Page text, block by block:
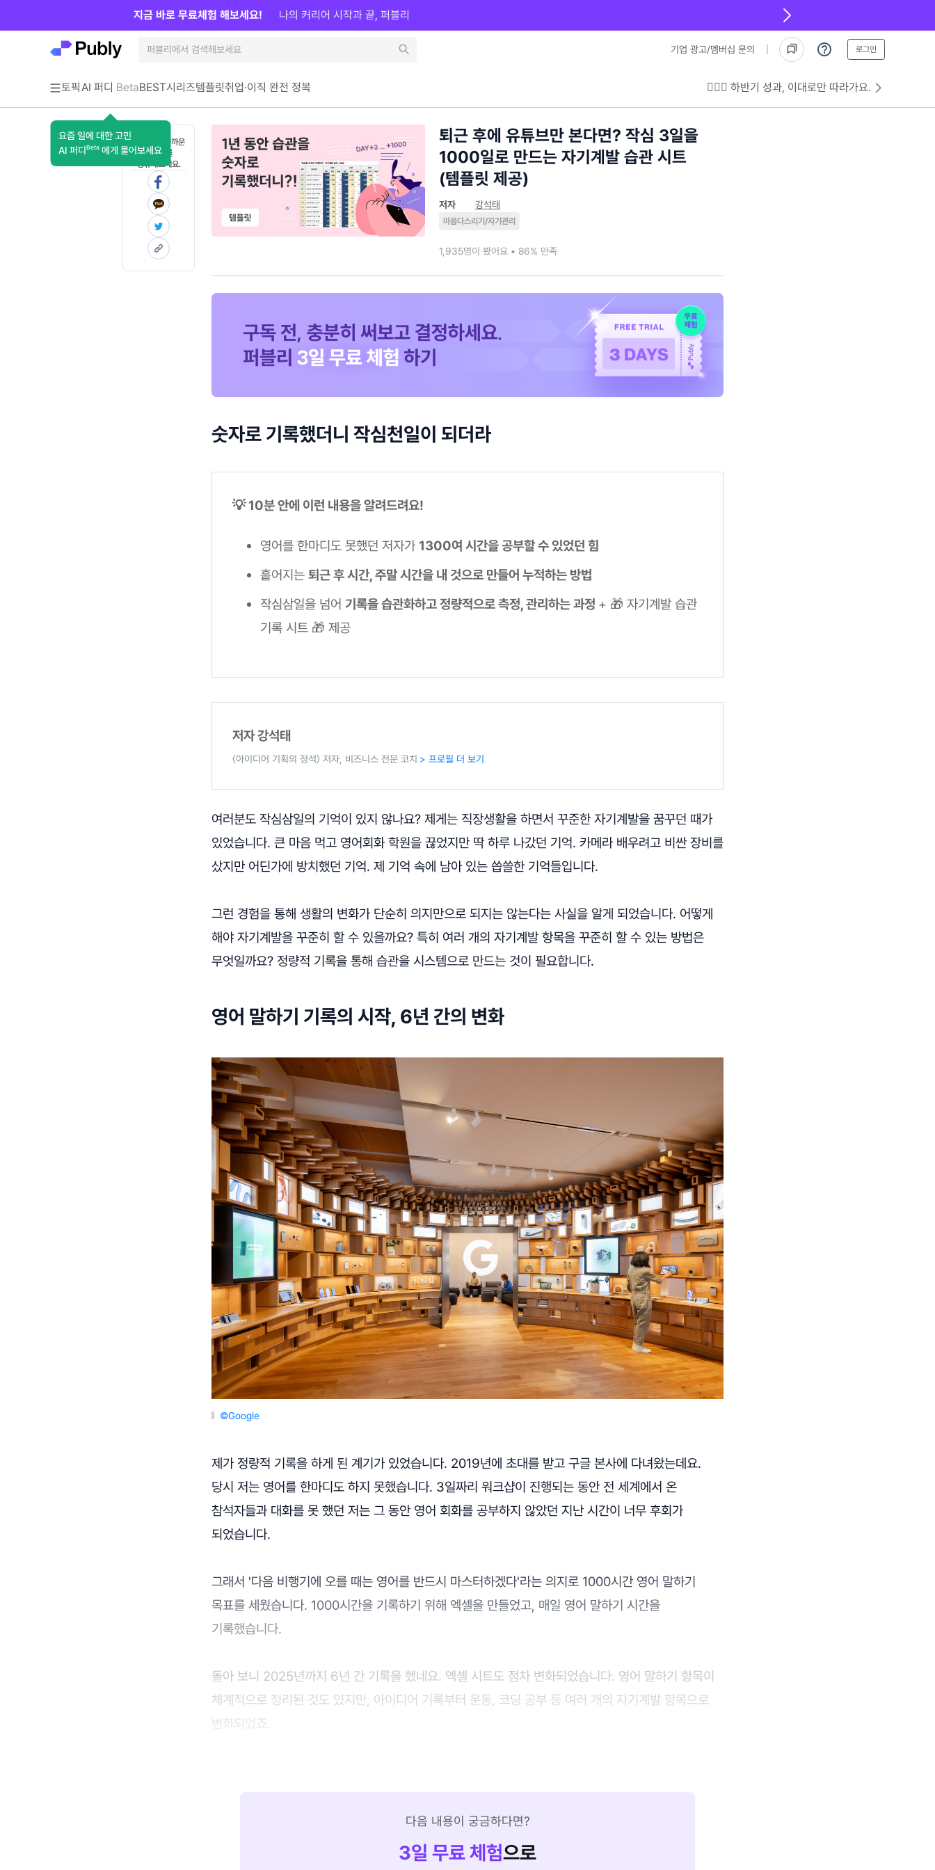
기업 광고/멤버십 문의 로그인
토픽AI 퍼디 Beta
요즘 일에 대한 고민
AI 퍼디 Beta 에게 물어보세요
BEST시리즈템플릿취업·이직 완전 정복 💁🏻‍♂️ 하반기 성과, 이대로만 따라가요.
지금 바로 무료체험 해보세요! 나의 커리어 시작과 끝, 퍼블리
혼자 보기 아까운
콘텐츠를
공유해보세요.
퇴근 후에 유튜브만 본다면? 작심 3일을
1000일로 만드는 자기계발 습관 시트
(템플릿 제공)
저자 강석태
마음다스리기/자기관리
1,935명이 봤어요 • 86% 만족
숫자로 기록했더니 작심천일이 되더라
💡 10분 안에 이런 내용을 알려드려요!
영어를 한마디도 못했던 저자가 1300여 시간을 공부할 수 있었던 힘
흩어지는 퇴근 후 시간, 주말 시간을 내 것으로 만들어 누적하는 방법
작심삼일을 넘어 기록을 습관화하고 정량적으로 측정, 관리하는 과정 + 🎁 자기계발 습관
기록 시트 🎁 제공
저자 강석태
〈아이디어 기획의 정석〉 저자, 비즈니스 전문 코치 > 프로필 더 보기
여러분도 작심삼일의 기억이 있지 않나요? 제게는 직장생활을 하면서 꾸준한 자기계발을 꿈꾸던 때가
있었습니다. 큰 마음 먹고 영어회화 학원을 끊었지만 딱 하루 나갔던 기억. 카메라 배우려고 비싼 장비를
샀지만 어딘가에 방치했던 기억. 제 기억 속에 남아 있는 씁쓸한 기억들입니다.
그런 경험을 통해 생활의 변화가 단순히 의지만으로 되지는 않는다는 사실을 알게 되었습니다. 어떻게
해야 자기계발을 꾸준히 할 수 있을까요? 특히 여러 개의 자기계발 항목을 꾸준히 할 수 있는 방법은
무엇일까요? 정량적 기록을 통해 습관을 시스템으로 만드는 것이 필요합니다.
영어 말하기 기록의 시작, 6년 간의 변화
©Google
제가 정량적 기록을 하게 된 계기가 있었습니다. 2019년에 초대를 받고 구글 본사에 다녀왔는데요.
당시 저는 영어를 한마디도 하지 못했습니다. 3일짜리 워크샵이 진행되는 동안 전 세계에서 온
참석자들과 대화를 못 했던 저는 그 동안 영어 회화를 공부하지 않았던 지난 시간이 너무 후회가
되었습니다.
그래서 '다음 비행기에 오를 때는 영어를 반드시 마스터하겠다'라는 의지로 1000시간 영어 말하기
목표를 세웠습니다. 1000시간을 기록하기 위해 엑셀을 만들었고, 매일 영어 말하기 시간을
기록했습니다.
돌아 보니 2025년까지 6년 간 기록을 했네요. 엑셀 시트도 점차 변화되었습니다. 영어 말하기 항목이
체계적으로 정리된 것도 있지만, 아이디어 기록부터 운동, 코딩 공부 등 여러 개의 자기계발 항목으로
변화되었죠.
다음 내용이 궁금하다면?
3일 무료 체험으로